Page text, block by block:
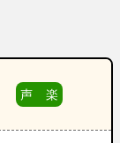
声 楽